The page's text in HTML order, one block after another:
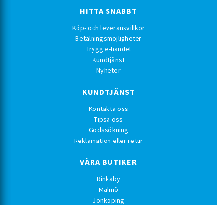
HITTA SNABBT
Köp- och leveransvillkor
Betalningsmöjligheter
Trygg e-handel
Kundtjänst
Nyheter
KUNDTJÄNST
Kontakta oss
Tipsa oss
Godssökning
Reklamation eller retur
VÅRA BUTIKER
Rinkaby
Malmö
Jönköping